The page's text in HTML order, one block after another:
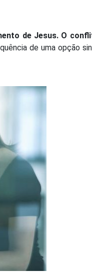
de Jesus. O
de uma opção